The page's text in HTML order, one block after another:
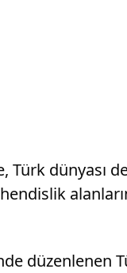
Türk
düzenlenen